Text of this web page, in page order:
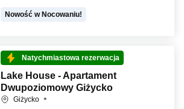
Nowość w Nocowaniu!
Natychmiastowa rezerwacja
Lake House - Apartament
Dwupoziomowy Giżycko
Giżycko